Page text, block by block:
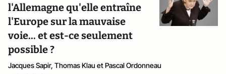
l'Allemagne qu'elle entraîne
l'Europe sur la mauvaise
voie... et est-ce seulement
possible ?
Jacques Sapir, Thomas Klau et Pascal Ordonneau